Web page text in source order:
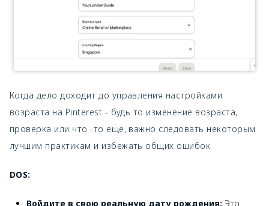
Когда дело доходит до управления настройками
возраста на Pinterest - будь то изменение возраста,
проверка или что -то еще, важно следовать некоторым
лучшим практикам и избежать общих ошибок.
DOS:
Войдите в свою реальную дату рождения: Это